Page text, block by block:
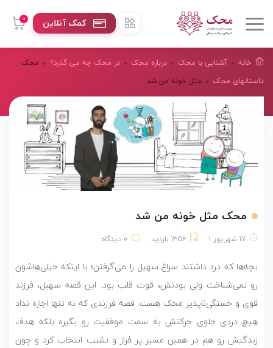
0 کمک آنلاین
خانه آشنایی با محک درباره محک
در محک چه می گذرد؟
داستانهای محک
محک
مثل خونه من شد
محک مثل خونه من شد
17 شهریور 1 1356 بازدید 0 دیدگاه
بچه‌ها که درد داشتند سراغ سهیل را می‌گرفتن؛ با اینکه خیلی‌هاشون
رو نمی‌شناخت ولی بودنش، قوت قلب بود. این قصه سهیل، فرزند
قوی و خستگی‌ناپذیر محک هست. قصه فرزندی که نه تنها اجازه نداد
هیچ دردی جلوی حرکتش به سمت موفقیت رو بگیره بلکه هدف
زندگیش رو هم در همین مسیر پر فراز و نشیب انتخاب کرد و چون